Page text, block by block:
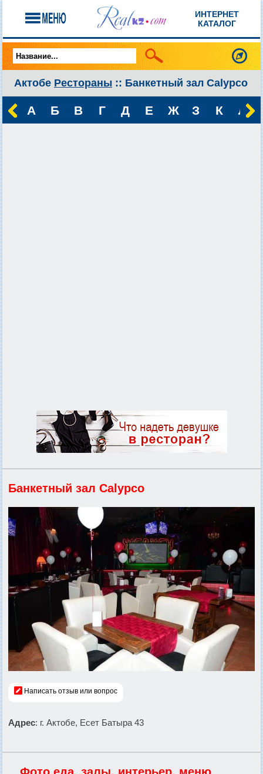
ИНТЕРНЕТ
КАТАЛОГ
Актобе Рестораны :: Банкетный зал Calypco
А Б В Г Д Е Ж З К Л
Банкетный зал Calypco
Написать отзыв или вопрос
Адрес: г. Актобе, Есет Батыра 43